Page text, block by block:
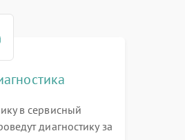
в сервисный
диагностику за